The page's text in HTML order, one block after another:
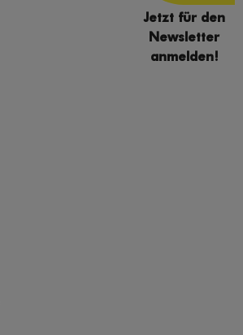
Jetzt für den
Newsletter
anmelden!